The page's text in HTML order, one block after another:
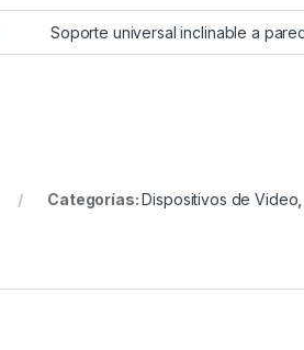
Soporte universal inclinable a
Categorías:Dispositivos de Video